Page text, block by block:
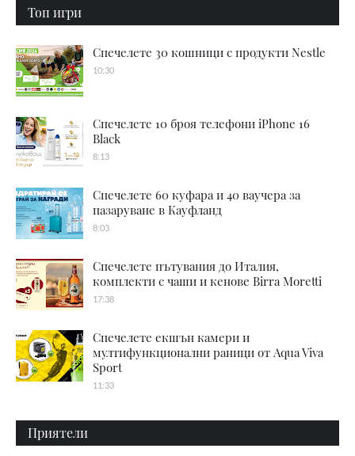
Топ игри
Спечелете 30 кошници с продукти Nestle
10:30
Спечелете 10 броя телефони iPhone 16
Black
8:13
Спечелете 60 куфара и 40 ваучера за
пазаруване в Кауфланд
8:03
Спечелете пътувания до Италия,
комплекти с чаши и кенове Birra Moretti
17:38
Спечелете екшън камери и
мултифункционални раници от Aqua Viva
Sport
11:33
Приятели